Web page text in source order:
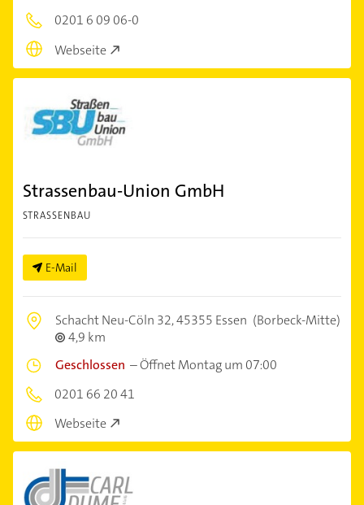
0201 6 09 06-0
Webseite
Strassenbau-Union GmbH
STRASSENBAU
E-Mail
Schacht Neu-Cöln 32,45355 Essen (Borbeck-Mitte)
4,9 km
Geschlossen –Öffnet Montag um 07:00
0201 66 20 41
Webseite